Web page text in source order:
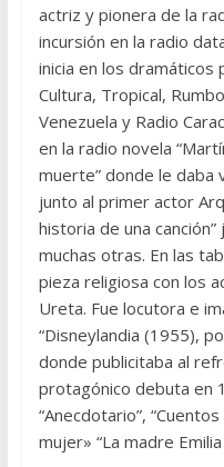
actriz y pionera de la
incursión en la radio
inicia en los dramáticos
Cultura, Tropical,
Venezuela y Radio
en la radio novela
muerte” donde le daba
junto al primer actor
historia de una
muchas otras. En las
pieza religiosa con los
Ureta. Fue locutora e
“Disneylandia (1955),
donde publicitaba al
protagónico debuta en
“Anecdotario”,
mujer» “La madre Emilia